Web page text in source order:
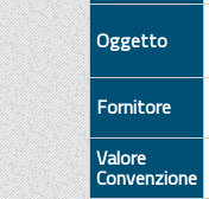
Oggetto
Fornitore
Valore
Convenzione